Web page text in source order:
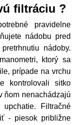
filtráciu ?
pravidelne
nádobu pred
nádoby.
ktorý sa
prípade na vrchu
kontrolovali sitko
ňom nenachádzajú
Filtračné
- piesok približne